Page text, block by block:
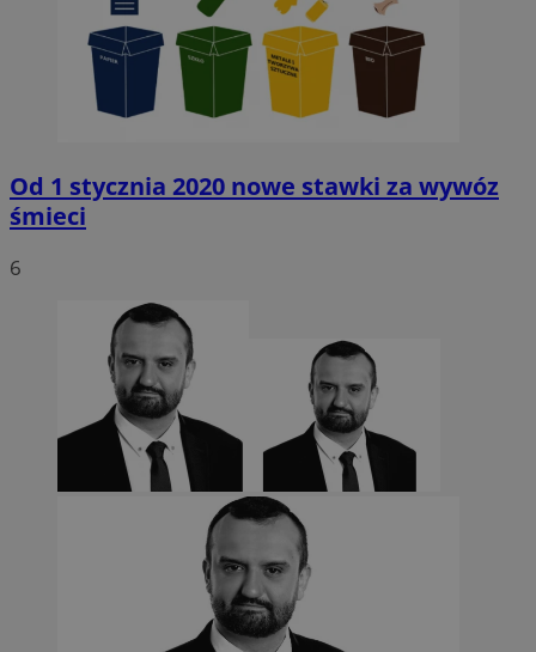
Od 1 stycznia 2020 nowe stawki za wywóz
śmieci
6
Nazwa
/
Domena
SessID
sosnowiecki.pl
euds
VISITOR_PRIVACY_METADATA
Google Privacy Policy